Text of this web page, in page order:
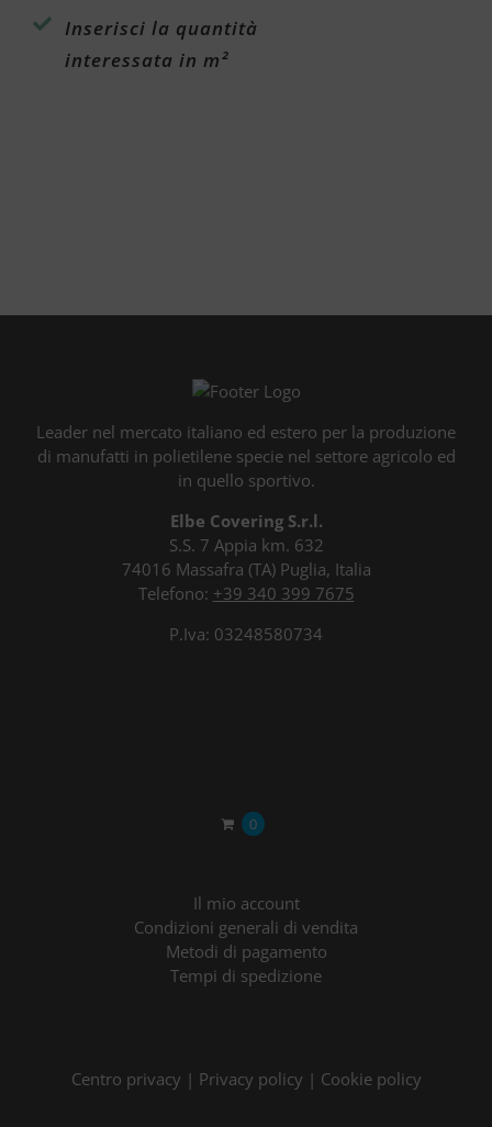
Inserisci la quantità
interessata in m²
Leader nel mercato italiano ed estero per la produzione
di manufatti in polietilene specie nel settore agricolo ed
in quello sportivo.
Elbe Covering S.r.l.
S.S. 7 Appia km. 632
74016 Massafra (TA) Puglia, Italia
Telefono: +39 340 399 7675
P.Iva: 03248580734
0
Il mio account
Condizioni generali di vendita
Metodi di pagamento
Tempi di spedizione
Centro privacy | Privacy policy | Cookie policy